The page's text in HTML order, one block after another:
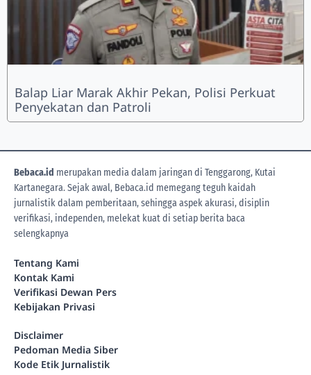
Balap Liar Marak Akhir Pekan, Polisi Perkuat
Penyekatan dan Patroli
Bebaca.id merupakan media dalam jaringan di Tenggarong, Kutai
Kartanegara. Sejak awal, Bebaca.id memegang teguh kaidah
jurnalistik dalam pemberitaan, sehingga aspek akurasi, disiplin
verifikasi, independen, melekat kuat di setiap berita baca
selengkapnya
Tentang Kami
Kontak Kami
Verifikasi Dewan Pers
Kebijakan Privasi
Disclaimer
Pedoman Media Siber
Kode Etik Jurnalistik